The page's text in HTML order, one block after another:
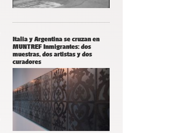
Italia y Argentina se cruzan en
MUNTREF Inmigrantes: dos
muestras, dos artistas y dos
curadores